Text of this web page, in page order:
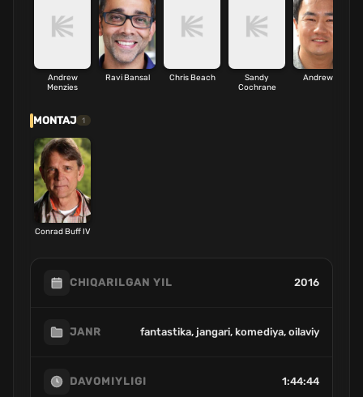
Andrew
Menzies
Ravi Bansal Chris Beach
Sandy
Cochrane
Andrew Li
MONTAJ 1
Conrad Buff IV
CHIQARILGAN YIL 2016
JANR fantastika, jangari, komediya, oilaviy
DAVOMIYLIGI 1:44:44